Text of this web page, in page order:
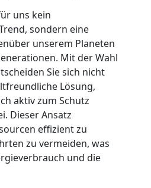
uns kein
sondern eine
unserem Planeten
Mit der Wahl
Sie sich nicht
Lösung,
aktiv zum Schutz
Dieser Ansatz
effizient zu
zu vermeiden, was
und die